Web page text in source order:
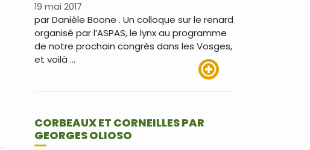
19 mai 2017
par Danièle Boone . Un colloque sur le renard
organisé par l’ASPAS, le lynx au programme
de notre prochain congrès dans les Vosges,
et voilà …
CORBEAUX ET CORNEILLES PAR
GEORGES OLIOSO